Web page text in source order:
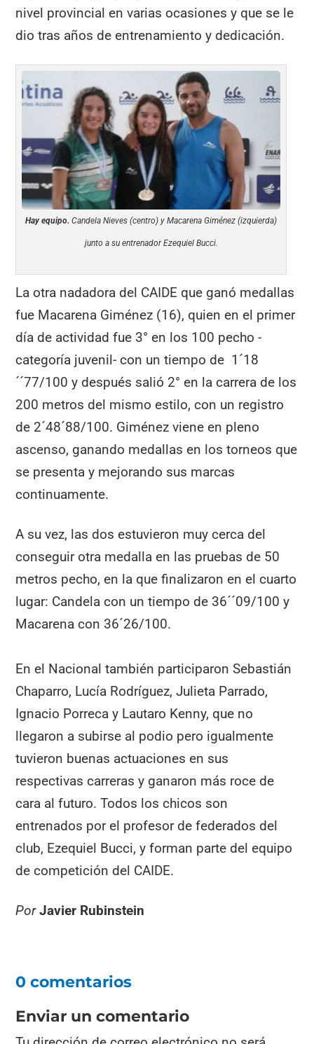
nivel provincial en varias ocasiones y que se le
dio tras años de entrenamiento y dedicación.
Hay equipo. Candela Nieves (centro) y Macarena Giménez (izquierda)
junto a su entrenador Ezequiel Bucci.
La otra nadadora del CAIDE que ganó medallas
fue Macarena Giménez (16), quien en el primer
día de actividad fue 3° en los 100 pecho -
categoría juvenil- con un tiempo de 1´18
´´77/100 y después salió 2° en la carrera de los
200 metros del mismo estilo, con un registro
de 2´48´88/100. Giménez viene en pleno
ascenso, ganando medallas en los torneos que
se presenta y mejorando sus marcas
continuamente.
A su vez, las dos estuvieron muy cerca del
conseguir otra medalla en las pruebas de 50
metros pecho, en la que finalizaron en el cuarto
lugar: Candela con un tiempo de 36´´09/100 y
Macarena con 36´26/100.
En el Nacional también participaron Sebastián
Chaparro, Lucía Rodríguez, Julieta Parrado,
Ignacio Porreca y Lautaro Kenny, que no
llegaron a subirse al podio pero igualmente
tuvieron buenas actuaciones en sus
respectivas carreras y ganaron más roce de
cara al futuro. Todos los chicos son
entrenados por el profesor de federados del
club, Ezequiel Bucci, y forman parte del equipo
de competición del CAIDE.
Por Javier Rubinstein
0 comentarios
Enviar un comentario